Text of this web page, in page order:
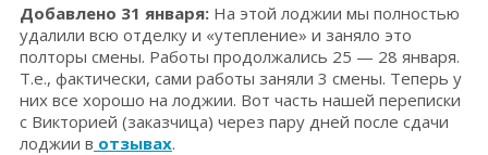
Добавлено 31 января: На этой лоджии мы полностью
удалили всю отделку и «утепление» и заняло это
полторы смены. Работы продолжались 25 — 28 января.
Т.е., фактически, сами работы заняли 3 смены. Теперь у
них все хорошо на лоджии. Вот часть нашей переписки
с Викторией (заказчица) через пару дней после сдачи
лоджии в отзывах.